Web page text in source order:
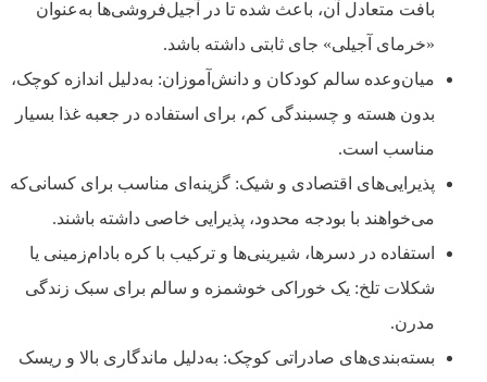
بافت متعادل آن، باعث شده تا در آجیل‌فروشی‌ها به‌عنوان
«خرمای آجیلی» جای ثابتی داشته باشد.
میان‌وعده‌ سالم کودکان و دانش‌آموزان: به‌دلیل اندازه کوچک،
بدون هسته و چسبندگی کم، برای استفاده در جعبه غذا بسیار
مناسب است.
پذیرایی‌های اقتصادی و شیک: گزینه‌ای مناسب برای کسانی‌که
می‌خواهند با بودجه محدود، پذیرایی خاصی داشته باشند.
استفاده در دسرها، شیرینی‌ها و ترکیب با کره بادام‌زمینی یا
شکلات تلخ: یک خوراکی خوشمزه و سالم برای سبک زندگی
مدرن.
بسته‌بندی‌های صادراتی کوچک: به‌دلیل ماندگاری بالا و ریسک